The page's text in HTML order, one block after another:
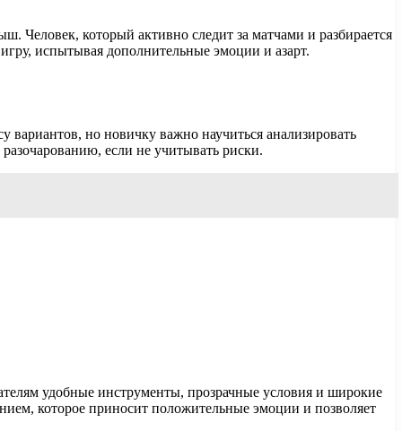
Человек, который активно следит за матчами и разбирается
испытывая дополнительные эмоции и азарт.
вариантов, но новичку важно научиться анализировать
если не учитывать риски.
удобные инструменты, прозрачные условия и широкие
которое приносит положительные эмоции и позволяет